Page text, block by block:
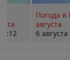
Погода в
августа
6